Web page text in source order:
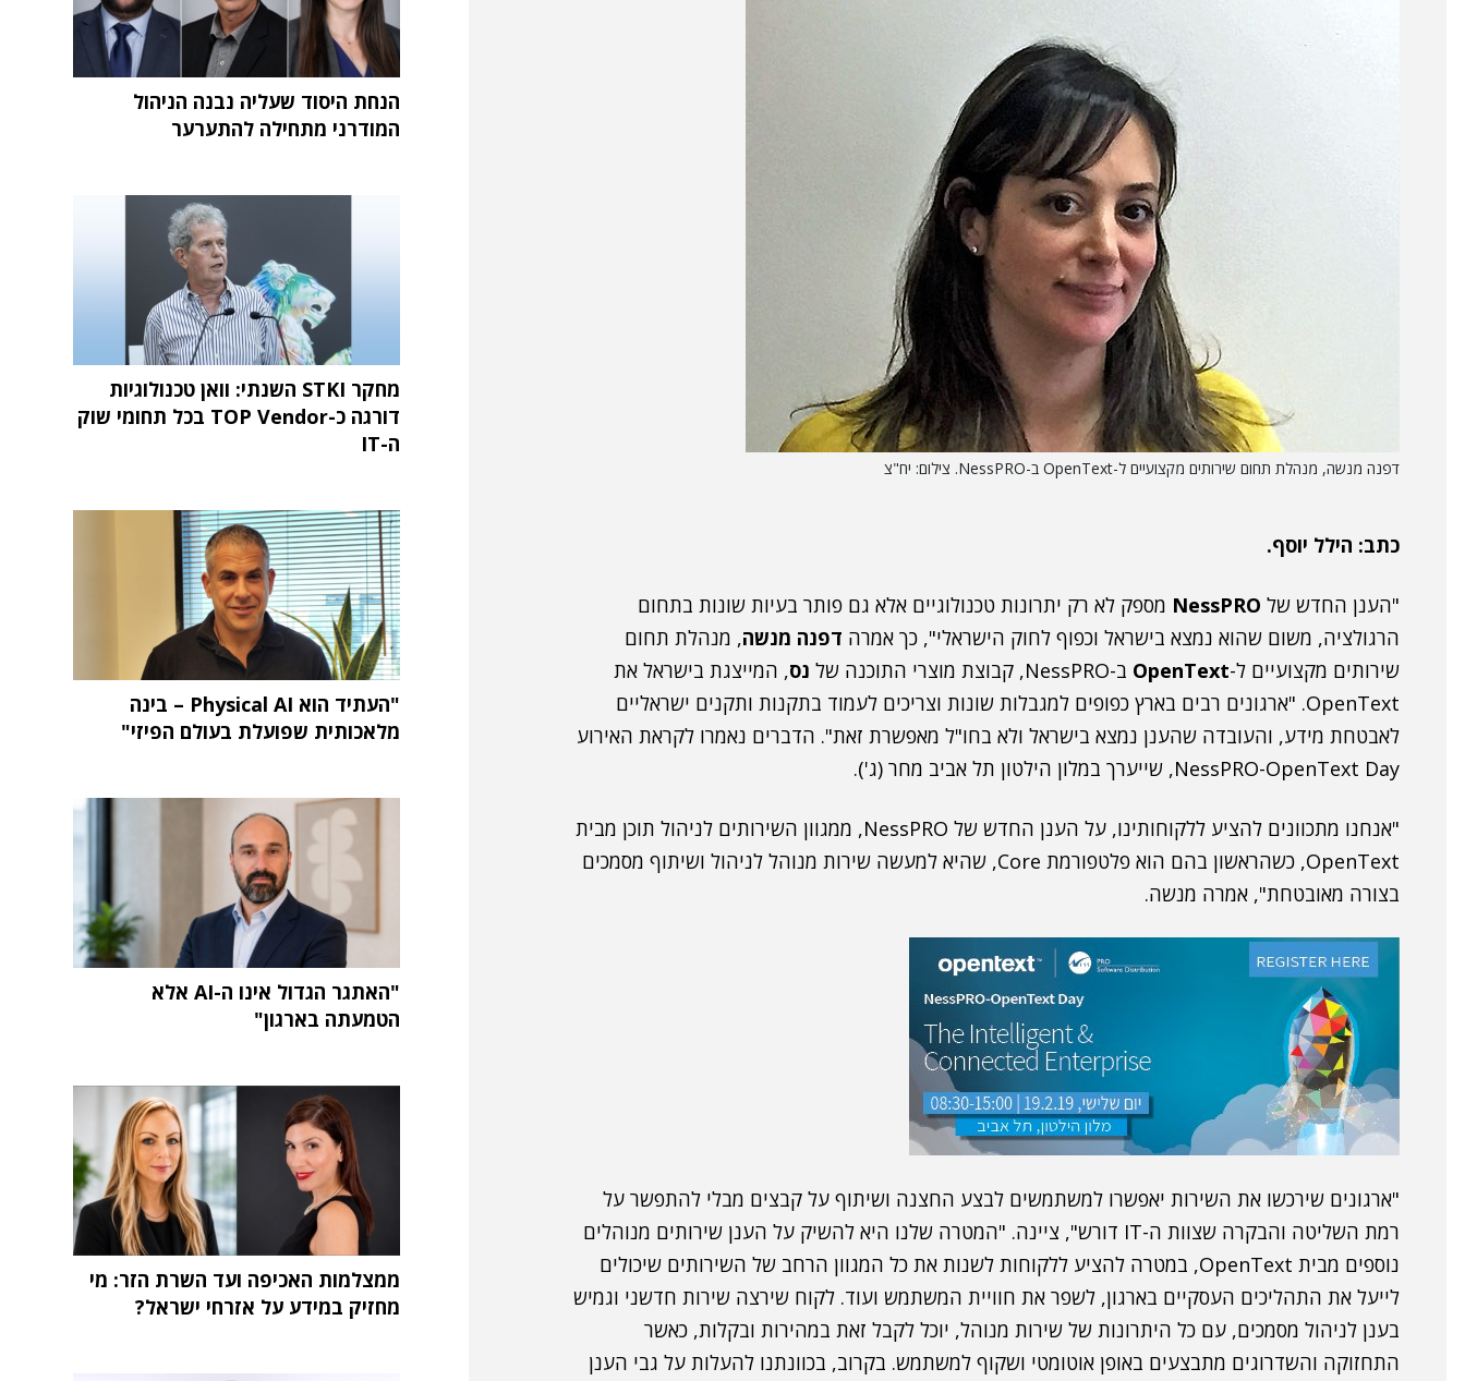
דפנה מנשה, מנהלת תחום שירותים מקצועיים ל-OpenText ב-NessPRO. צילום: יח"צ
כתב: הילל יוסף.
"הענן החדש של NessPRO מספק לא רק יתרונות טכנולוגיים אלא גם פותר בעיות שונות בתחום
הרגולציה, משום שהוא נמצא בישראל וכפוף לחוק הישראלי", כך אמרה דפנה מנשה, מנהלת תחום
שירותים מקצועיים ל-OpenText ב-NessPRO, קבוצת מוצרי התוכנה של נס, המייצגת בישראל את
OpenText. "ארגונים רבים בארץ כפופים למגבלות שונות וצריכים לעמוד בתקנות ותקנים ישראליים
לאבטחת מידע, והעובדה שהענן נמצא בישראל ולא בחו"ל מאפשרת זאת". הדברים נאמרו לקראת האירוע
NessPRO-OpenText Day, שייערך במלון הילטון תל אביב מחר (ג').
"אנחנו מתכוונים להציע ללקוחותינו, על הענן החדש של NessPRO, ממגוון השירותים לניהול תוכן מבית
OpenText, כשהראשון בהם הוא פלטפורמת Core, שהיא למעשה שירות מנוהל לניהול ושיתוף מסמכים
בצורה מאובטחת", אמרה מנשה.
"ארגונים שירכשו את השירות יאפשרו למשתמשים לבצע החצנה ושיתוף על קבצים מבלי להתפשר על
רמת השליטה והבקרה שצוות ה-IT דורש", ציינה. "המטרה שלנו היא להשיק על הענן שירותים מנוהלים
נוספים מבית OpenText, במטרה להציע ללקוחות לשנות את כל המגוון הרחב של השירותים שיכולים
לייעל את התהליכים העסקיים בארגון, לשפר את חוויית המשתמש ועוד. לקוח שירצה שירות חדשני וגמיש
בענן לניהול מסמכים, עם כל היתרונות של שירות מנוהל, יוכל לקבל זאת במהירות ובקלות, כאשר
התחזוקה והשדרוגים מתבצעים באופן אוטומטי ושקוף למשתמש. בקרוב, בכוונתנו להעלות על גבי הענן
הנחת היסוד שעליה נבנה הניהול
המודרני מתחילה להתערער
מחקר STKI השנתי: וואן טכנולוגיות
דורגה כ-TOP Vendor בכל תחומי שוק
ה-IT
"העתיד הוא Physical AI – בינה
מלאכותית שפועלת בעולם הפיזי"
"האתגר הגדול אינו ה-AI אלא
הטמעתה בארגון"
ממצלמות האכיפה ועד השרת הזר: מי
מחזיק במידע על אזרחי ישראל?